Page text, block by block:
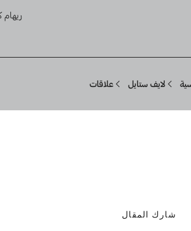
ريهام
لايف ستايل علاقات
شارك المقال